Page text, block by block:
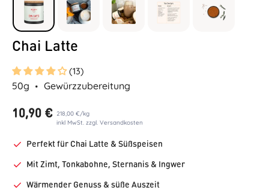
Chai Latte
(13)
50g Gewürzzubereitung
10,90 € 218,00 €/kg
inkl MwSt. zzgl. Versandkosten
Perfekt für Chai Latte & Süßspeisen
Mit Zimt, Tonkabohne, Sternanis & Ingwer
Wärmender Genuss & süße Auszeit